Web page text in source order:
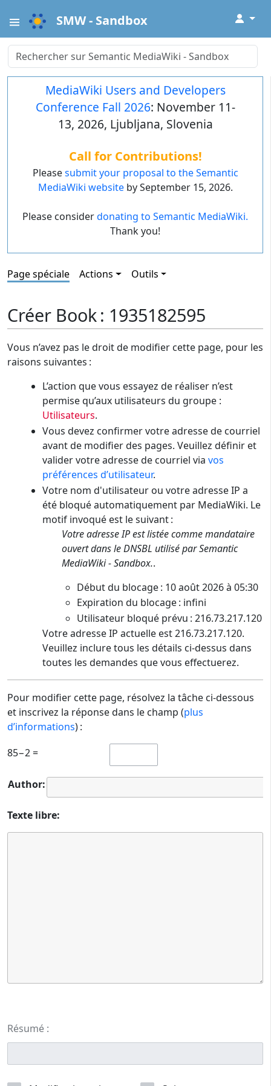
SMW - Sandbox ↓
MediaWiki Users and Developers
Conference Fall 2026: November 11-
13, 2026, Ljubljana, Slovenia
Call for Contributions!
Pleasesubmit your proposal to the Semantic
MediaWiki websiteby September 15, 2026.
Please considerdonating to Semantic MediaWiki.
Thank you!
Page spéciale Actions Outils
Créer Book : 1935182595
Vous n’avez pas le droit de modifier cette page, pour les
raisons suivantes :
L’action que vous essayez de réaliser n’est
permise qu’aux utilisateurs du groupe :
Utilisateurs.
Vous devez confirmer votre adresse de courriel
avant de modifier des pages. Veuillez définir et
valider votre adresse de courriel via vos
préférences d’utilisateur.
Votre nom d'utilisateur ou votre adresse IP a
été bloqué automatiquement par MediaWiki. Le
motif invoqué est le suivant :
Votre adresse IP est listée comme mandataire
ouvert dans le DNSBL utilisé par Semantic
MediaWiki - Sandbox..
Début du blocage : 10 août 2026 à 05:30
Expiration du blocage : infini
Utilisateur bloqué prévu : 216.73.217.120
Votre adresse IP actuelle est 216.73.217.120.
Veuillez inclure tous les détails ci-dessus dans
toutes les demandes que vous effectuerez.
Pour modifier cette page, résolvez la tâche ci-dessous
et inscrivez la réponse dans le champ (plus
d’informations) :
85−2 =
Author:
Texte libre:
Résumé :